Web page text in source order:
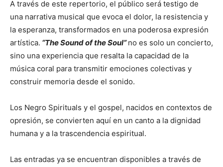
A través de este repertorio, el público será testigo de
una narrativa musical que evoca el dolor, la resistencia y
la esperanza, transformados en una poderosa expresión
artística. “The Sound of the Soul” no es solo un concierto,
sino una experiencia que resalta la capacidad de la
música coral para transmitir emociones colectivas y
construir memoria desde el sonido.
Los Negro Spirituals y el gospel, nacidos en contextos de
opresión, se convierten aquí en un canto a la dignidad
humana y a la trascendencia espiritual.
Las entradas ya se encuentran disponibles a través de